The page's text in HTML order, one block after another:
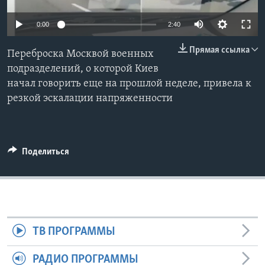
Learning English
СОЦИАЛЬНЫЕ СЕТИ
0:00 2:40
Прямая ссылка
Переброска Москвой военных
подразделений, о которой Киев
начал говорить еще на прошлой неделе, привела к
резкой эскалации напряженности
Поделиться
ТВ ПРОГРАММЫ
РАДИО ПРОГРАММЫ